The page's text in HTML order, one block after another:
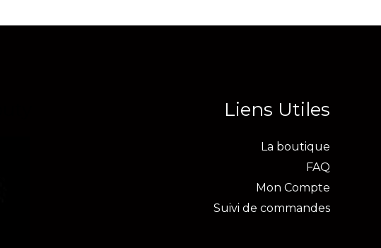
Liens Utiles
La boutique
FAQ
Mon Compte
Suivi de commandes